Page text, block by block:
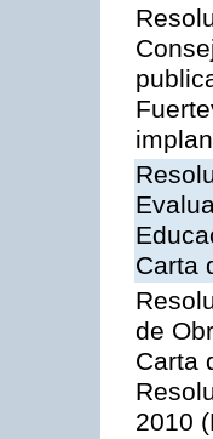
Carta
de
Carta
2010